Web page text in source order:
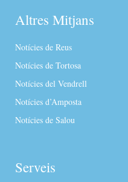
Altres Mitjans
Notícies de Reus
Notícies de Tortosa
Notícies del Vendrell
Notícies d’Amposta
Notícies de Salou
Serveis